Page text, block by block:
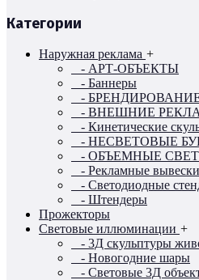
Категории
Наружная реклама +
- АРТ-ОБЪЕКТЫ
- Баннеры
-
- ВНЕШНИЕ
- Кинетические
- НЕСВЕТОВЫЕ
- ОБЪЕМНЫЕ
- Рекламные вывески
- Светодиодные
- Штендеры
Прожекторы
Световые иллюминации +
- 3Д скульптуры
- Новогодние шары
- Световые 3Д